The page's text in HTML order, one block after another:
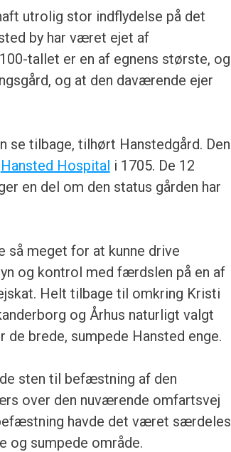
utrolig stor indflydelse på det
by har været ejet af
tallet er en af egnens største, og
og at den daværende ejer
se tilbage, tilhørt Hanstedgård. Den
Hansted Hospital i 1705. De 12
en del om den status gården har
så meget for at kunne drive
og kontrol med færdslen på en af
Helt tilbage til omkring Kristi
og Århus naturligt valgt
brede, sumpede Hansted enge.
sten til befæstning af den
over den nuværende omfartsvej
havde det været særdeles
og sumpede område.